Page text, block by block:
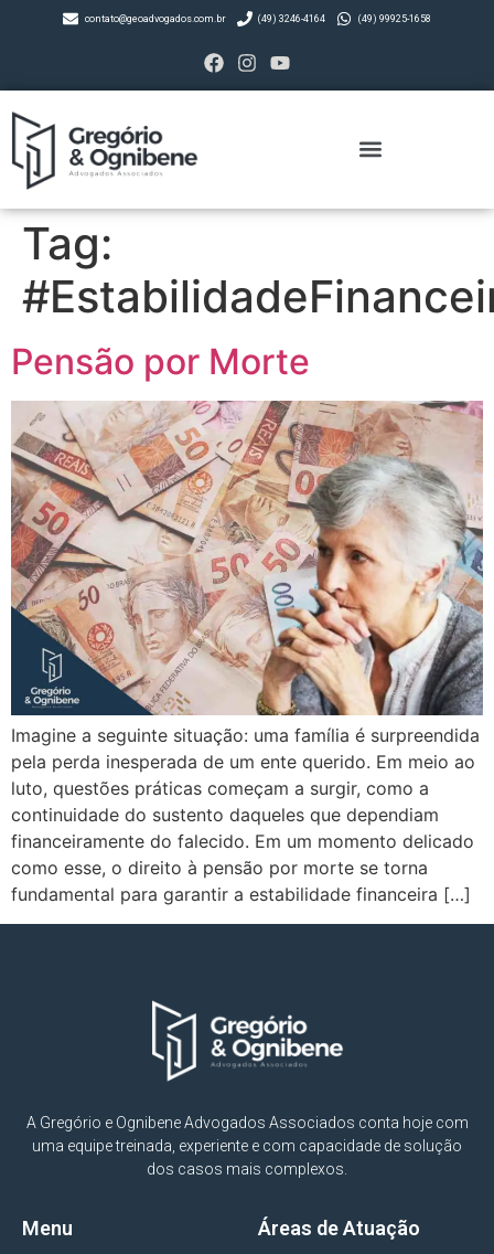
contato@geoadvogados.com.br (49) 3246-4164 (49) 99925-1658
Tag:
Pensão por Morte
Imagine a seguinte situação: uma família é surpreendida
pela perda inesperada de um ente querido. Em meio ao
luto, questões práticas começam a surgir, como a
continuidade do sustento daqueles que dependiam
financeiramente do falecido. Em um momento delicado
como esse, o direito à pensão por morte se torna
fundamental para garantir a estabilidade financeira […]
A Gregório e Ognibene Advogados Associados conta hoje com
uma equipe treinada, experiente e com capacidade de solução
dos casos mais complexos.
Menu Áreas de Atuação